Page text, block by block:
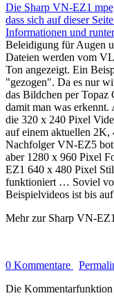
Die Sharp VN-EZ1
dass sich auf dieser
Informationen und
Beleidigung für Augen
Dateien werden vom
Ton angezeigt. Ein
"gezogen". Da es nur
das Bildchen per
damit man was
die 320 x 240 Pixel
auf einem aktuellen
Nachfolger VN-EZ5
aber 1280 x 960 Pixel
EZ1 640 x 480 Pixel
funktioniert … Soviel
Beispielvideos ist bis
Mehr zur Sharp VN-
0 Kommentare
Die